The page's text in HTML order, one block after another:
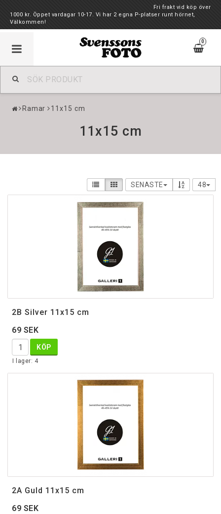
Fri frakt vid köp över
1000 kr. Öppet vardagar 10-17. Vi har 2 egna P-platser runt hörnet,
Välkommen!
0
Ramar 11x15 cm
11x15 cm
SENASTE 48
2B Silver 11x15 cm
69 SEK
I lager: 4
KÖP
2A Guld 11x15 cm
69 SEK